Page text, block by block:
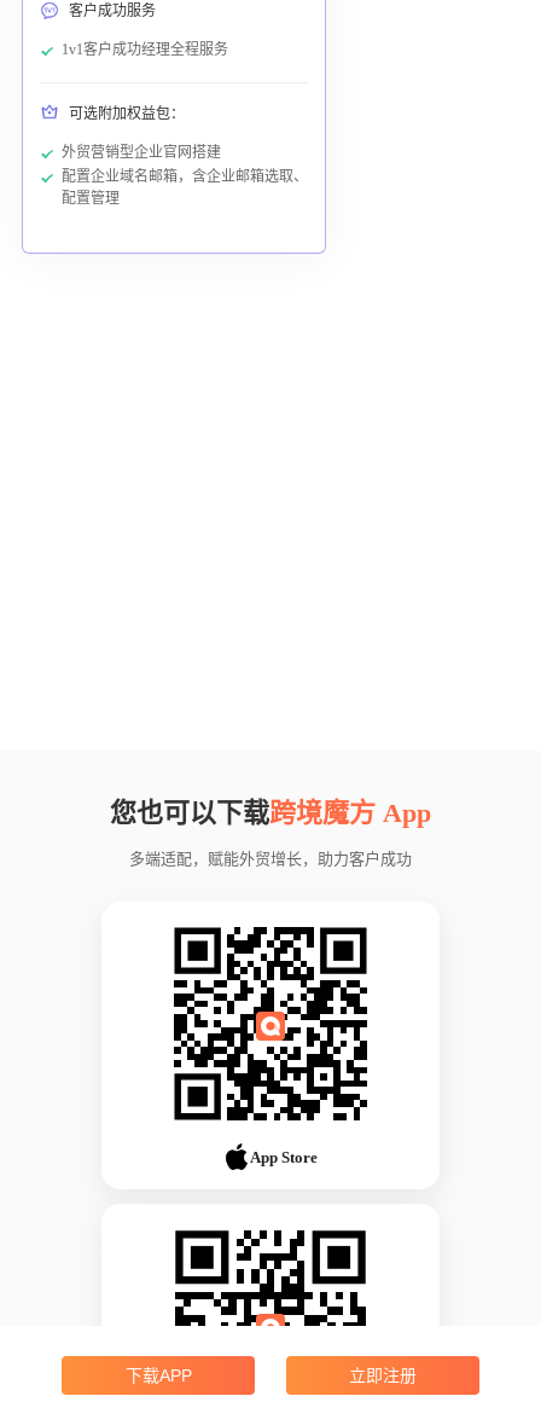
客户成功服务
1v1客户成功经理全程服务
可选附加权益包：
外贸营销型企业官网搭建
配置企业域名邮箱，含企业邮箱选取、
配置管理
您也可以下载跨境魔方 App
多端适配，赋能外贸增长，助力客户成功
App Store
下载APP 立即注册